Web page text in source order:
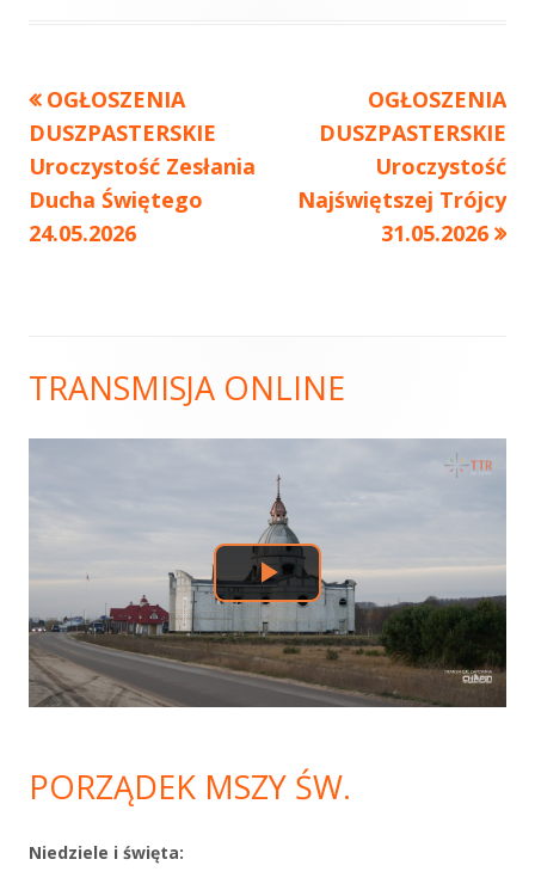
Nawigacja
wpisu
Poprzedni
artykół
OGŁOSZENIA
DUSZPASTERSKIE
Uroczystość Zesłania
Ducha Świętego
24.05.2026
Następny
artykół:
OGŁOSZENIA
DUSZPASTERSKIE
Uroczystość
Najświętszej Trójcy
31.05.2026
Główny
panel
boczny
TRANSMISJA ONLINE
PORZĄDEK MSZY ŚW.
Niedziele i święta: